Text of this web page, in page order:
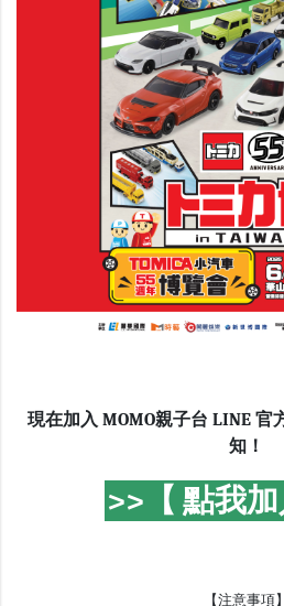
現在加入 MOMO親子台 LINE 官
知！
>>【 點我
【注意事項】